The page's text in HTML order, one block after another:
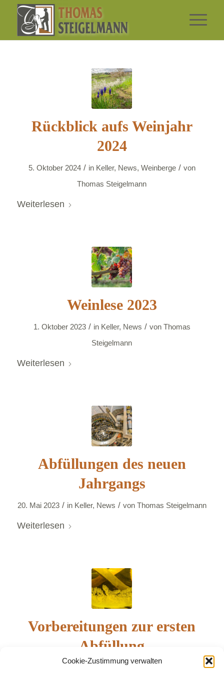
Cookie-Zustimmung verwalten
Rückblick aufs Weinjahr
2024
5. Oktober 2024 / in Keller, News, Weinberge / von
Thomas Steigelmann
Weiterlesen
Weinlese 2023
1. Oktober 2023 / in Keller, News / von Thomas
Steigelmann
Weiterlesen
Abfüllungen des neuen
Jahrgangs
20. Mai 2023 / in Keller, News / von Thomas Steigelmann
Weiterlesen
Vorbereitungen zur ersten
Abfüllung